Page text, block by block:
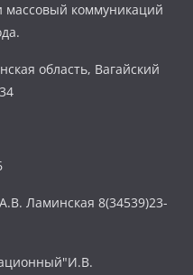
коммуникаций
область, Вагайский
Ламинская 8(34539)23-